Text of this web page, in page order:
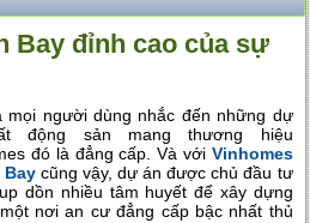
Bay đỉnh cao của sự
mọi người dùng nhắc đến những dự
động sản mang thương hiệu
đó là đẳng cấp. Và với Vinhomes
Bay cũng vậy, dự án được chủ đầu tư
dồn nhiều tâm huyết để xây dựng
nơi an cư đẳng cấp bậc nhất thủ